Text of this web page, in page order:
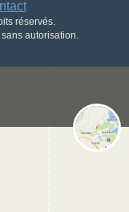
réservés.
autorisation.